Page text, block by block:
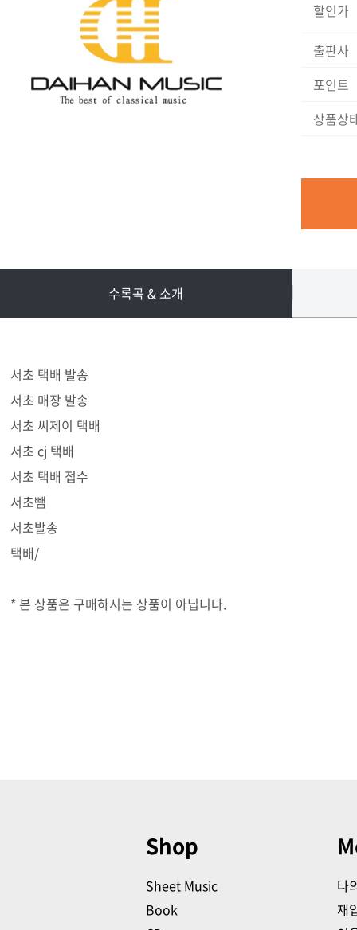
할인가
출판사
포인트
상품상
수록곡 & 소개
서초 택배 발송
서초 매장 발송
서초 씨제이 택배
서초 cj 택배
서초 택배 접수
서초뺌
서초발송
택배/
* 본 상품은 구매하시는 상품이 아닙니다.
Shop
Sheet Music
Book
나
재